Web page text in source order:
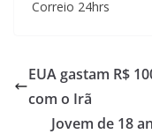
Correio 24hrs
EUA gastam R$
com o Irã
Jovem de 18